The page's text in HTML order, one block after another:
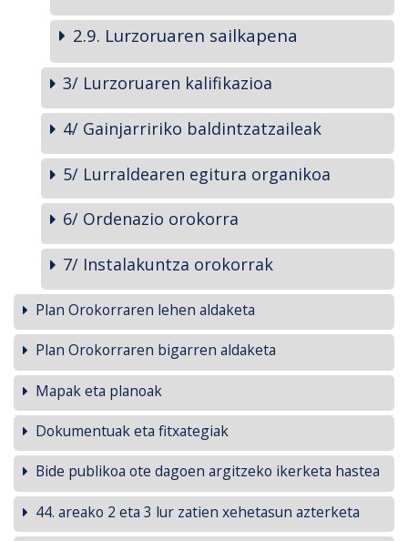
2.9. Lurzoruaren sailkapena
3/ Lurzoruaren kalifikazioa
4/ Gainjarririko baldintzatzaileak
5/ Lurraldearen egitura organikoa
6/ Ordenazio orokorra
7/ Instalakuntza orokorrak
Plan Orokorraren lehen aldaketa
Plan Orokorraren bigarren aldaketa
Mapak eta planoak
Dokumentuak eta fitxategiak
Bide publikoa ote dagoen argitzeko ikerketa hastea
44. areako 2 eta 3 lur zatien xehetasun azterketa